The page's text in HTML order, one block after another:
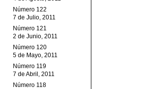
Número 122
7 de Julio, 2011
Número 121
2 de Junio, 2011
Número 120
5 de Mayo, 2011
Número 119
7 de Abril, 2011
Número 118